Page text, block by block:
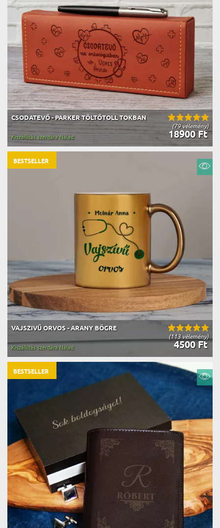
(79 vélemény)
CSODATEVŐ - PARKER TÖLTŐTOLL TOKBAN
18900 Ft
Kiszállítás szerdára Nálad
(113 vélemény)
VAJSZIVŰ ORVOS - ARANY BÖGRE
4500 Ft
Kiszállítás szerdára Nálad
BESTSELLER
BESTSELLER